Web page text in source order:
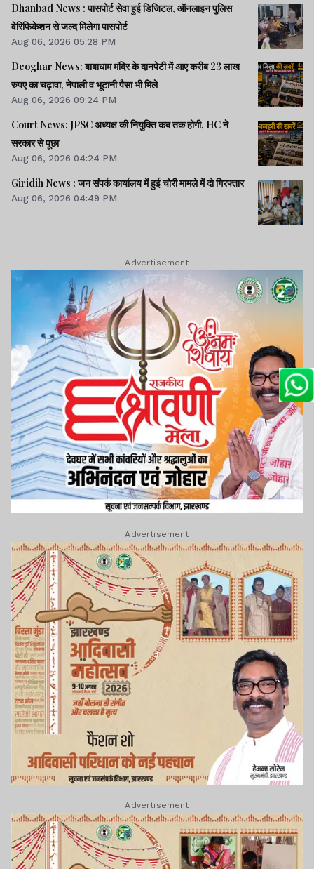
Dhanbad News : पासपोर्ट सेवा हुई डिजिटल, ऑनलाइन पुलिस
वेरिफिकेशन से जल्द मिलेगा पासपोर्ट
Aug 06, 2026 05:28 PM
Deoghar News: बाबाधाम मंदिर के दानपेटी में आए करीब 23 लाख
रुपए का चढ़ावा, नेपाली व भूटानी पैसा भी मिले
Aug 06, 2026 09:24 PM
Court News: JPSC अध्यक्ष की नियुक्ति कब तक होगी, HC ने
सरकार से पूछा
Aug 06, 2026 04:24 PM
Giridih News : जन संपर्क कार्यालय में हुई चोरी मामले में दो गिरफ्तार
Aug 06, 2026 04:49 PM
Advertisement
Advertisement
Advertisement